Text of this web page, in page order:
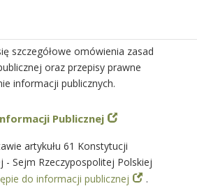
szczegółowe omówienia zasad
oraz przepisy prawne
informacji publicznych.
Publicznej
artykułu 61 Konstytucji
- Sejm Rzeczypospolitej Polskiej
do informacji publicznej .